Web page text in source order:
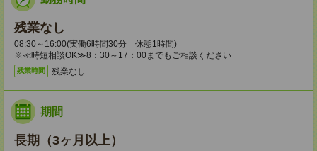
残業なし
08:30～16:00(実働6時間30分 休憩1時間)
※≪時短相談OK≫8：30～17：00までもご相談ください
残業時間 残業なし
期間
長期（3ヶ月以上）